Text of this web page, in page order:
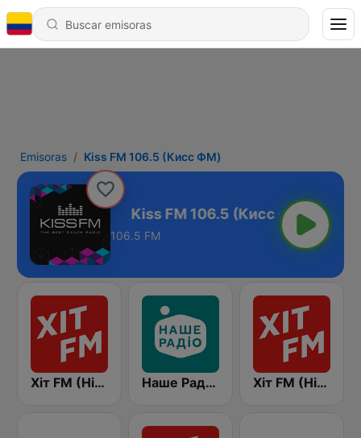
Emisoras Kiss FM 106.5 (Кисc ФМ)
(Кисc ФМ)
106.5 FM
Хіт FM (Hit FM) Наше Радио (Nashe Radio) 107.9 Хіт FM (Hit FM) - Top